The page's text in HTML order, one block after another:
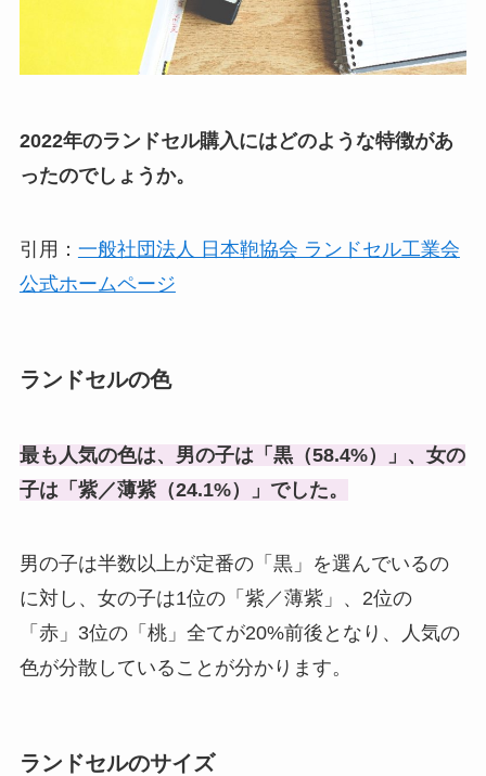
2022年のランドセル購入にはどのような特徴があ
ったのでしょうか。
引用： 一般社団法人 日本鞄協会 ランドセル工業会
公式ホームページ
ランドセルの色
最も人気の色は、男の子は「黒（58.4%）」、女の
子は「紫／薄紫（24.1%）」でした。
男の子は半数以上が定番の「黒」を選んでいるの
に対し、女の子は1位の「紫／薄紫」、2位の
「赤」3位の「桃」全てが20%前後となり、人気の
色が分散していることが分かります。
ランドセルのサイズ